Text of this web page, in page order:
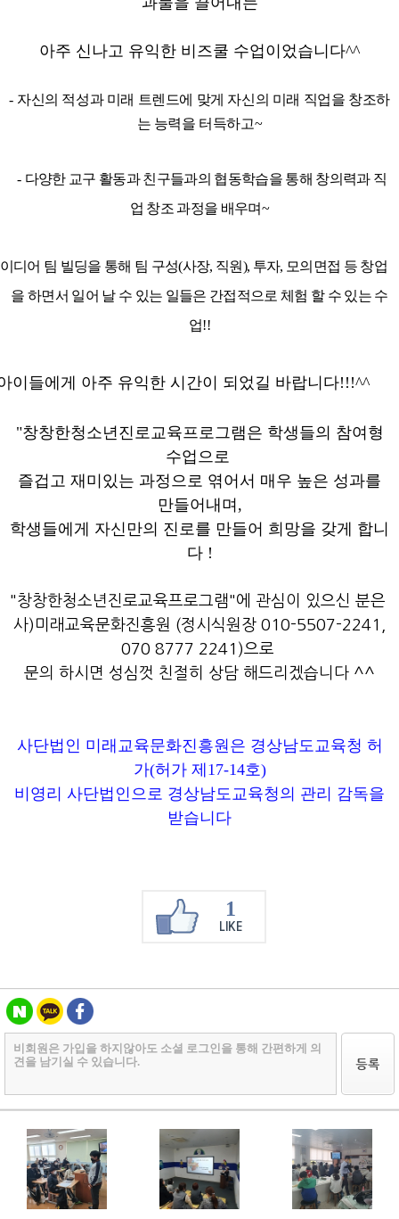
아주 신나고 유익한 비즈쿨 수업이었습니다^^
- 자신의 적성과 미래 트렌드에 맞게 자신의 미래 직업을 창조하
는 능력을 터득하고~
- 다양한 교구 활동과 친구들과의 협동학습을 통해 창의력과 직
업 창조 과정을 배우며~
디어 팀 빌딩을 통해 팀 구성(사장, 직원), 투자, 모의면접 등 창업
을 하면서 일어 날 수 있는 일들은 간접적으로 체험 할 수 있는 수
업!!
이들에게 아주 유익한 시간이 되었길 바랍니다!!!^^
"창창한청소년진로교육프로그램은 학생들의 참여형
수업으로
즐겁고 재미있는 과정으로 엮어서 매우 높은 성과를
만들어내며,
학생들에게 자신만의 진로를 만들어 희망을 갖게 합니
다 !
"창창한청소년진로교육프로그램"에 관심이 있으신 분은
사)미래교육문화진흥원 (정시식원장 010-5507-2241,
070 8777 2241)으로
문의 하시면 성심껏 친절히 상담 해드리겠습니다 ^^
사단법인 미래교육문화진흥원 은 경상남도교육청 허
가(허가 제 17-14호)
비영리 사단법인으로 경상남도교육청의 관리 감독을
받습니다
1
LIKE